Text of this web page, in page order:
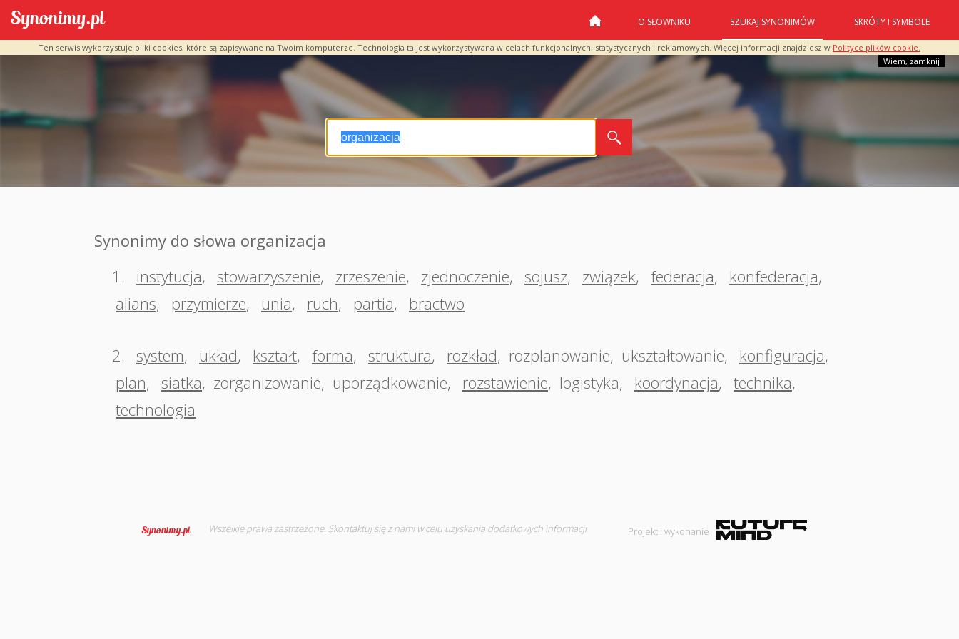
Ten serwis wykorzystuje pliki cookies, które są zapisywane na Twoim komputerze. Technologia ta jest wykorzystywana w celach funkcjonalnych, statystycznych i reklamowych. Więcej informacji znajdziesz w Polityce plików cookie.
Wiem, zamknij
O SŁOWNIKU SZUKAJ SYNONIMÓW SKRÓTY I SYMBOLE
Synonimy do słowa organizacja
1.
instytucja, stowarzyszenie, zrzeszenie, zjednoczenie, sojusz, związek, federacja, konfederacja,
alians, przymierze, unia, ruch, partia, bractwo
2. system, układ, kształt, forma, struktura, rozkład, rozplanowanie, ukształtowanie, konfiguracja,
plan, siatka, zorganizowanie, uporządkowanie, rozstawienie, logistyka, koordynacja, technika,
technologia
Wszelkie prawa zastrzeżone. Skontaktuj sięz nami w celu uzyskania dodatkowych informacji Projekt i wykonanie